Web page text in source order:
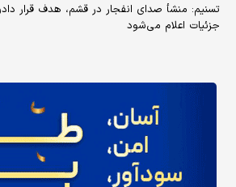
تسنیم: منشأ صدای انفجار در قشم، هدف قرار
جزئیات اعلام می‌شود